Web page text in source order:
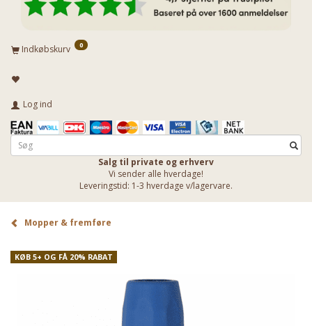
Indkøbskurv 0
Log ind
Salg til private og erhverv
Vi sender alle hverdage!
Leveringstid: 1-3 hverdage v/lagervare.
Mopper & fremføre
KØB 5+ OG FÅ 20% RABAT